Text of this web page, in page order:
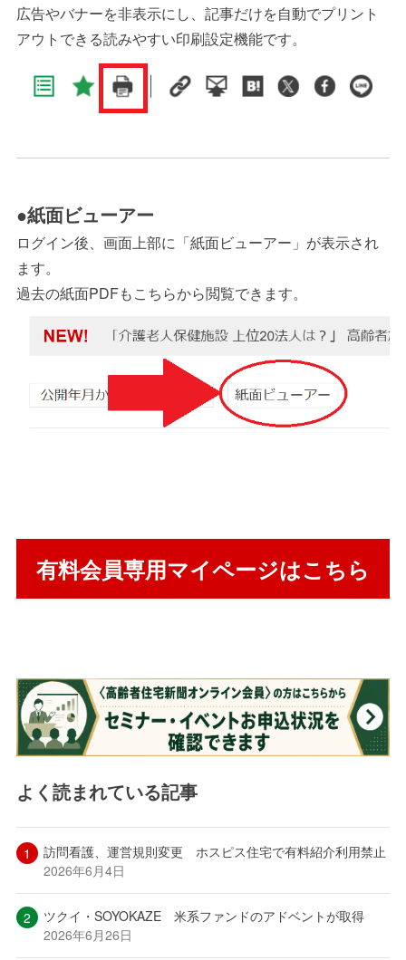
広告やバナーを非表示にし、記事だけを自動でプリント
アウトできる読みやすい印刷設定機能です。
●紙面ビューアー
ログイン後、画面上部に「紙面ビューアー」が表示され
ます。
過去の紙面PDFもこちらから閲覧できます。
有料会員専用マイページはこちら
よく読まれている記事
訪問看護、運営規則変更 ホスピス住宅で有料紹介利用禁止
2026年6月4日
ツクイ・SOYOKAZE 米系ファンドのアドベントが取得
2026年6月26日